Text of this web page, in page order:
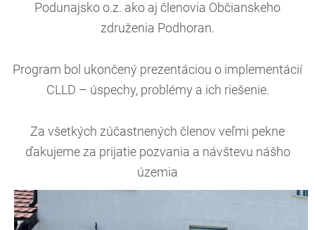
Podunajsko o.z. ako aj členovia Občianskeho
združenia Podhoran.
Program bol ukončený prezentáciou o implementácií
CLLD – úspechy, problémy a ich riešenie.
Za všetkých zúčastnených členov veľmi pekne
ďakujeme za prijatie pozvania a návštevu nášho
územia